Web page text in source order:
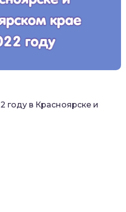
году в Красноярске и